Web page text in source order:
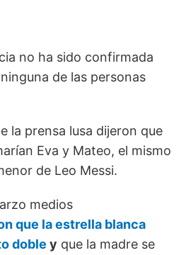
no ha sido confirmada
de las personas
la prensa lusa dijeron que
Eva y Mateo, el mismo
de Leo Messi.
medios
que la estrella blanca
doble y que la madre se